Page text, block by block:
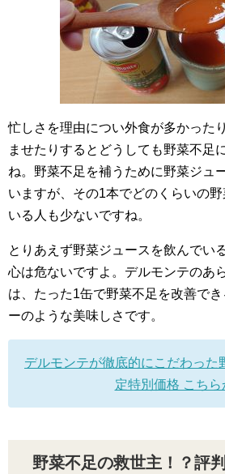
忙しさを理由につい外食が多かった
ませたりするとどうしても野菜不足
ね。野菜不足を補うために野菜ジュ
いますが、その1本でどのくらいの
いる人も少ないですね。
とりあえず野菜ジュースを飲んでい
心は危ないですよ。デルモンテのあ
は、たった1缶で野菜不足を改善で
ーのような美味しさです。
デルモンテが徹底的にこだわった
定特別価格 こちら
野菜不足の救世主！？評